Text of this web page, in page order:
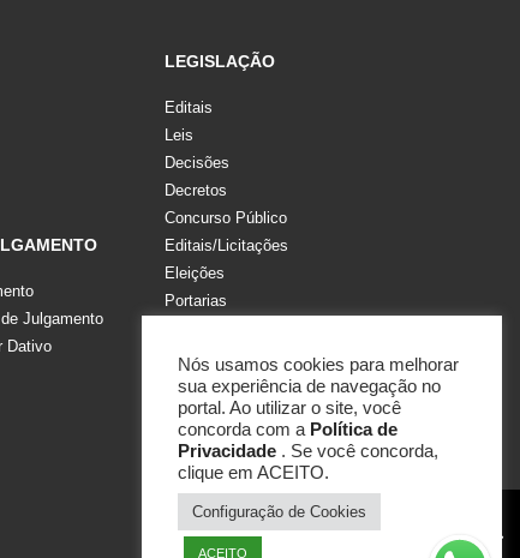
Julgamento
Dativo
LEGISLAÇÃO
Editais
Leis
Decisões
Decretos
Concurso Público
Editais/Licitações
Eleições
Portarias
Resoluções
Nós usamos cookies para melhorar
sua experiência de navegação no
portal. Ao utilizar o site, você
concorda com a Política de
Privacidade . Se você concorda,
clique em ACEITO.
Configuração de Cookies
ACEITO